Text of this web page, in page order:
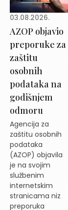
03.08.2026.
AZOP objavio
preporuke za
zaštitu
osobnih
podataka na
godišnjem
odmoru
Agencija za
zaštitu osobnih
podataka
(AZOP) objavila
je na svojim
službenim
internetskim
stranicama niz
preporuka